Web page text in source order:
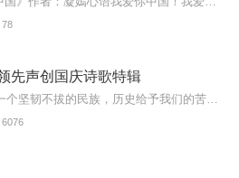
78
先声创国庆诗歌特辑
6076